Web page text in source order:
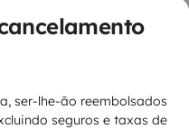
ser-lhe-ão reembolsados
seguros e taxas de